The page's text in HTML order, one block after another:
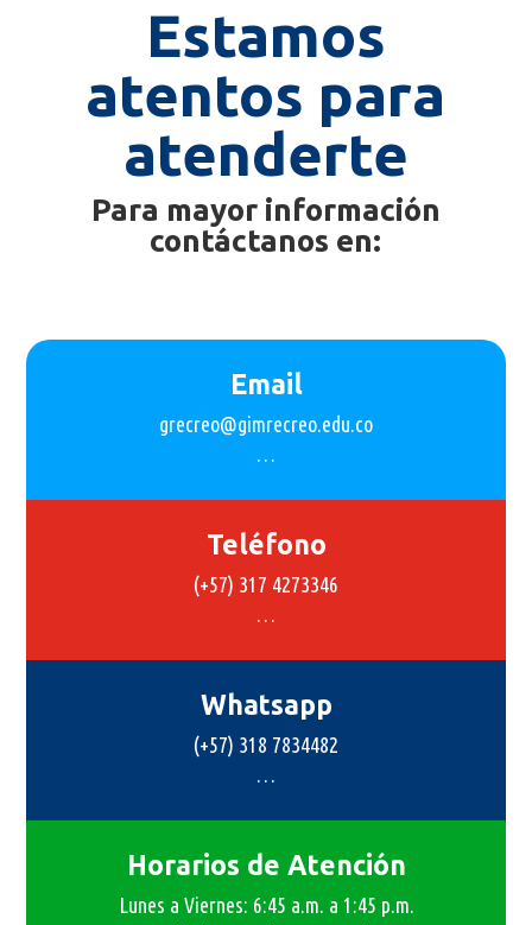
Estamos
atentos para
atenderte
Para mayor información
contáctanos en:
Email
grecreo@gimrecreo.edu.co
…
Teléfono
(+57) 317 4273346
…
Whatsapp
(+57) 318 7834482
…
Horarios de Atención
Lunes a Viernes: 6:45 a.m. a 1:45 p.m.